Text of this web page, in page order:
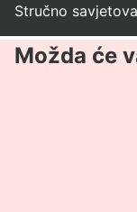
Stručno
Možda će